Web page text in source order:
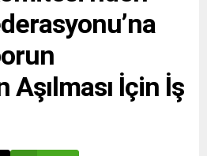
Aşılması İçin İş